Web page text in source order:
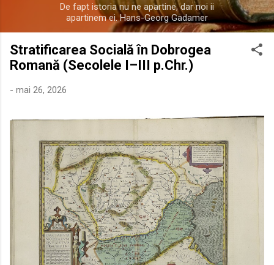
De fapt istoria nu ne apartine, dar noi ii
apartinem ei. Hans-Georg Gadamer
Stratificarea Socială în Dobrogea
Romană (Secolele I–III p.Chr.)
- mai 26, 2026